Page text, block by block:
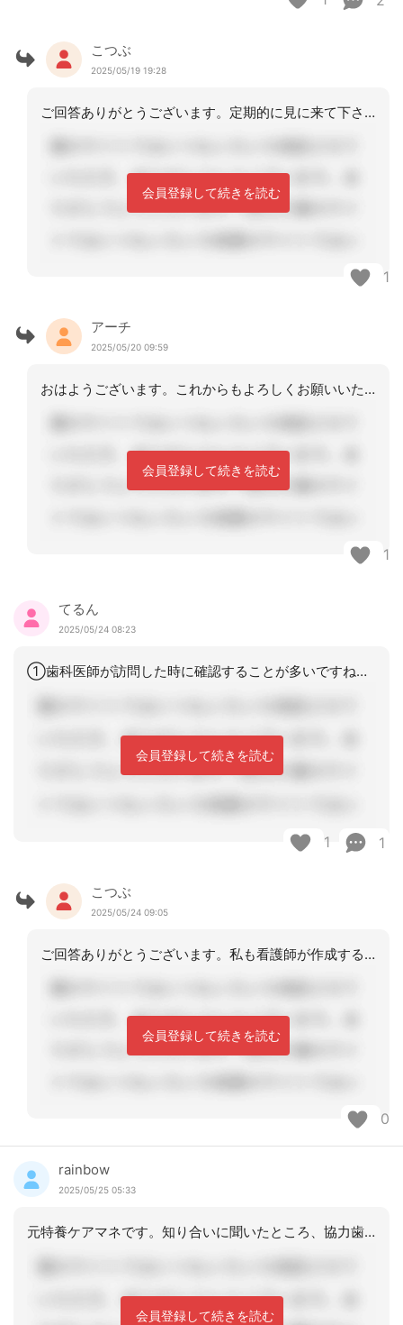
こつぶ
2025/05/19 19:28
ご回答ありがとうございます。定期的に見に来て下されば、直接助言を頂くことができて
会員登録して続きを読む
1
アーチ
2025/05/20 09:59
おはようございます。これからもよろしくお願いいたします
会員登録して続きを読む
1
てるん
2025/05/24 08:23
①歯科医師が訪問した時に確認することが多いですね。②看護師が作成してますね。
会員登録して続きを読む
1 1
こつぶ
2025/05/24 09:05
ご回答ありがとうございます。私も看護師が作成するのが自然な気がしています。
会員登録して続きを読む
0
rainbow
2025/05/25 05:33
元特養ケアマネです。知り合いに聞いたところ、協力歯科医に依頼しているそうで、計画
会員登録して続きを読む